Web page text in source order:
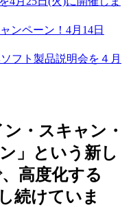
ンペーン！4月14日
フト製品説明会を４月
・スキャン・
」という新し
高度化する
続けていま